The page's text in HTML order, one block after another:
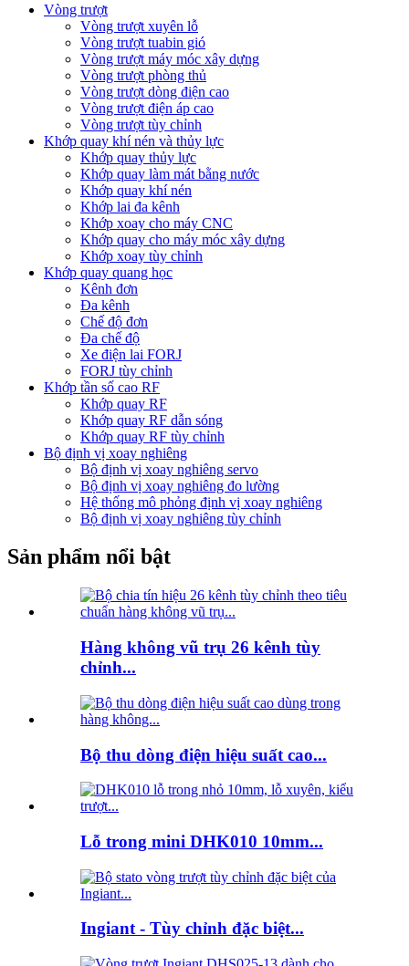
Vòng trượt
Vòng trượt xuyên lỗ
Vòng trượt tuabin gió
Vòng trượt máy móc xây dựng
Vòng trượt phòng thủ
Vòng trượt dòng điện cao
Vòng trượt điện áp cao
Vòng trượt tùy chỉnh
Khớp quay khí nén và thủy lực
Khớp quay thủy lực
Khớp quay làm mát bằng nước
Khớp quay khí nén
Khớp lai đa kênh
Khớp xoay cho máy CNC
Khớp quay cho máy móc xây dựng
Khớp xoay tùy chỉnh
Khớp quay quang học
Kênh đơn
Đa kênh
Chế độ đơn
Đa chế độ
Xe điện lai FORJ
FORJ tùy chỉnh
Khớp tần số cao RF
Khớp quay RF
Khớp quay RF dẫn sóng
Khớp quay RF tùy chỉnh
Bộ định vị xoay nghiêng
Bộ định vị xoay nghiêng servo
Bộ định vị xoay nghiêng đo lường
Hệ thống mô phỏng định vị xoay nghiêng
Bộ định vị xoay nghiêng tùy chỉnh
Sản phẩm nổi bật
Hàng không vũ trụ 26 kênh tùy
chỉnh...
Bộ thu dòng điện hiệu suất cao...
Lỗ trong mini DHK010 10mm...
Ingiant - Tùy chỉnh đặc biệt...